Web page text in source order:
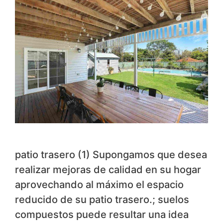
patio trasero (1) Supongamos que desea
realizar mejoras de calidad en su hogar
aprovechando al máximo el espacio
reducido de su patio trasero.; suelos
compuestos puede resultar una idea